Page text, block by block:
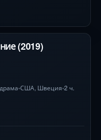
(2019)
драма•США, Швеция•2 ч.